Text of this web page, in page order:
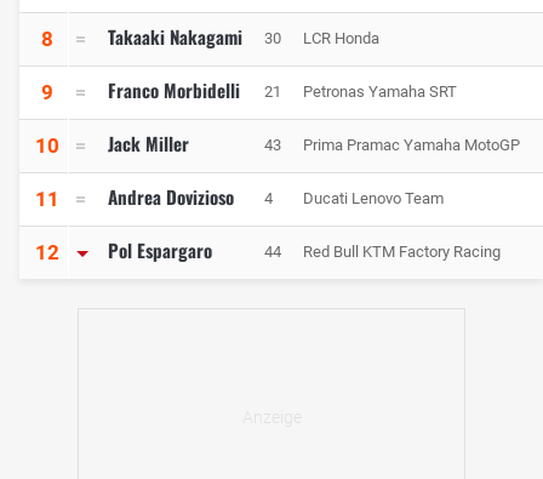
8 Takaaki Nakagami 30 LCR Honda
9 Franco Morbidelli 21 Petronas Yamaha SRT
10 Jack Miller 43 Prima Pramac Yamaha MotoGP
11 Andrea Dovizioso 4 Ducati Lenovo Team
12 Pol Espargaro 44 Red Bull KTM Factory Racing